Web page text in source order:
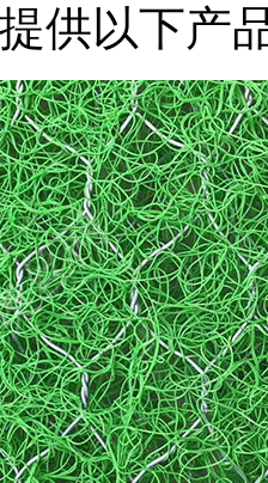
供以下产